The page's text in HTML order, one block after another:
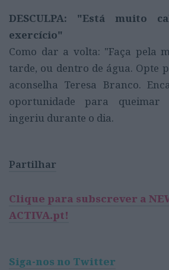
DESCULPA: "Está muito
exercício"
Como dar a volta: "Faça pela
tarde, ou dentro de água. Opte
aconselha Teresa Branco.
oportunidade para
ingeriu durante o dia.
Partilhar
Clique para subscrever a
ACTIVA.pt!
Siga-nos no Twitter